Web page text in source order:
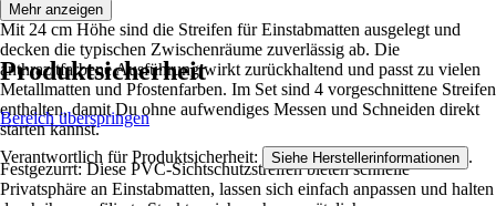
Mit 24 cm Höhe sind die Streifen für Einstabmatten ausgelegt und
decken die typischen Zwischenräume zuverlässig ab. Die
anthrazitfarbene Ausführung wirkt zurückhaltend und passt zu vielen
Metallmatten und Pfostenfarben. Im Set sind 4 vorgeschnittene Streifen
enthalten, damit Du ohne aufwendiges Messen und Schneiden direkt
starten kannst.
Festgezurrt: Diese PVC-Sichtschutzstreifen bieten schnelle
Privatsphäre an Einstabmatten, lassen sich einfach anpassen und halten
Mehr anzeigen
Produktsicherheit
Bereich überspringen
Verantwortlich für Produktsicherheit: Siehe Herstellerinformationen .